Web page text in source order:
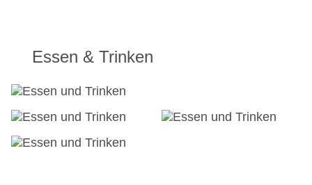
Garage
Hotelsafe
Lift
Minimarkt
Anzahl der Aufzüge: 1
Essen & Trinken